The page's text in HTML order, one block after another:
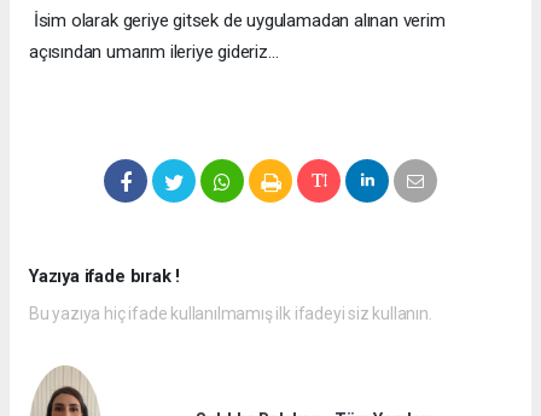
İsim olarak geriye gitsek de uygulamadan alınan verim
açısından umarım ileriye gideriz…
Yazıya ifade bırak !
Bu yazıya hiç ifade kullanılmamış ilk ifadeyi siz kullanın.